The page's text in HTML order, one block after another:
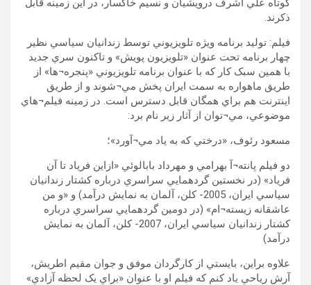
کوتاه علي اشرف درويشيان و نسيم خاکسار، در اين زمينه قابل
ذکرند.
فيلم: توليد برنامه ويژه تلويزيوني توسط زندانيان سياسي نظير
چهار برنامه تحت عنوان «تلويزيون پويش» و تاکنون سري جديد
با همين سبک کار که با عنوان برنامه تلويزيوني «پنجره¬ها» از
طريق ماهواره به سمت ايران پخش مي¬شوند و از طريق
اينترنت هم براي همگان قابل دسترس است. در زمينه فيلم¬هاي
موضوعي، مي¬توان از آثار زير نام برد:
مسعود رئوف، «درختي که به ياد مي¬آورد»؛
دو فيلم پانته¬آ بهرامي و مهرداد بابالوئي «ازاين فرياد تا آن
فرياد» (در نخستين گردهمايي سراسري درباره کشتار زندانيان
سياسي ايران، 2005- کلن، آلمان به نمايش درآمد) و «و من
عاشقانه زيسته¬ام» (در دومين گردهمايي سراسري درباره
کشتار زندانيان سياسي ايران، 2007- کلن، آلمان به نمايش
درآمد)
علاوه براين، بايستي از کارگردان موفق و جوان مقيم اطريش،
آرش رياحي ياد کنم که فيلم او با عنوان «براي يک لحظه آزادي»